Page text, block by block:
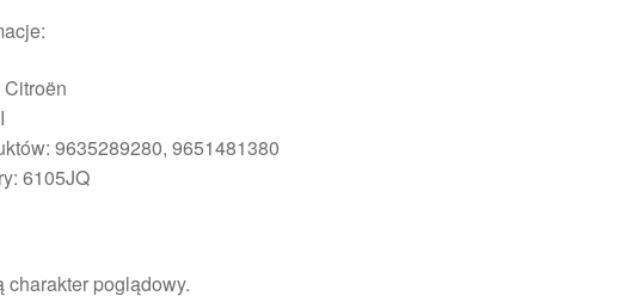
9635289280, 9651481380
6105JQ
poglądowy.